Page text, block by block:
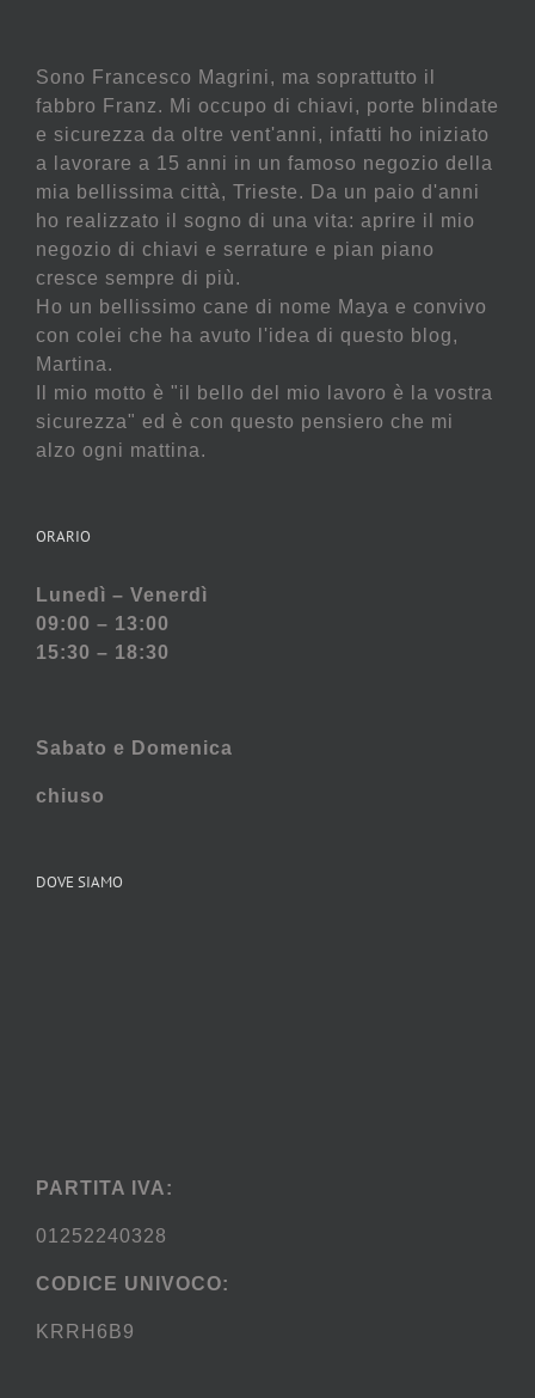
Sono Francesco Magrini, ma soprattutto il
fabbro Franz. Mi occupo di chiavi, porte blindate
e sicurezza da oltre vent'anni, infatti ho iniziato
a lavorare a 15 anni in un famoso negozio della
mia bellissima città, Trieste. Da un paio d'anni
ho realizzato il sogno di una vita: aprire il mio
negozio di chiavi e serrature e pian piano
cresce sempre di più.
Ho un bellissimo cane di nome Maya e convivo
con colei che ha avuto l'idea di questo blog,
Martina.
Il mio motto è "il bello del mio lavoro è la vostra
sicurezza" ed è con questo pensiero che mi
alzo ogni mattina.
ORARIO
Lunedì – Venerdì
09:00 – 13:00
15:30 – 18:30
Sabato e Domenica
chiuso
DOVE SIAMO
PARTITA IVA:
01252240328
CODICE UNIVOCO:
KRRH6B9